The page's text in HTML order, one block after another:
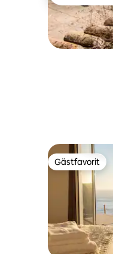
Gästfavorit
Gästfavorit